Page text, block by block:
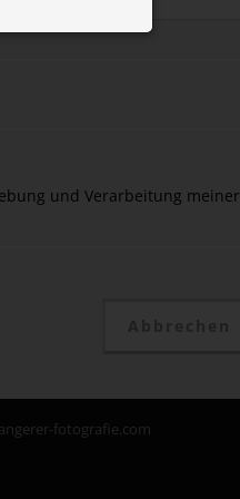
und Verarbeitung meiner
fotografie.com